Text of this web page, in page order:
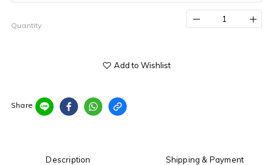
Quantity
Add to Wishlist
Share
Description Shipping & Payment